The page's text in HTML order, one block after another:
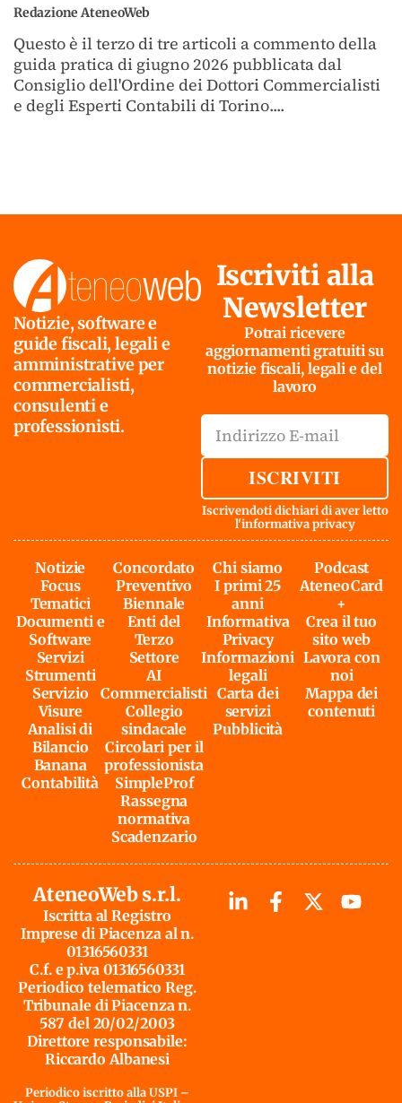
Redazione AteneoWeb
Questo è il terzo di tre articoli a commento della
guida pratica di giugno 2026 pubblicata dal
Consiglio dell'Ordine dei Dottori Commercialisti
e degli Esperti Contabili di Torino....
Notizie, software e
guide fiscali, legali e
amministrative per
commercialisti,
consulenti e
professionisti.
Iscriviti alla
Newsletter
Potrai ricevere
aggiornamenti gratuiti su
notizie fiscali, legali e del
lavoro
ISCRIVITI
Iscrivendoti dichiari di aver letto
l'informativa privacy
Notizie
Focus
Tematici
Documenti e
Software
Servizi
Strumenti
Servizio
Visure
Analisi di
Bilancio
Banana
Contabilità
Concordato
Preventivo
Biennale
Enti del
Terzo
Settore
AI
Commercialisti
Collegio
sindacale
Circolari per il
professionista
SimpleProf
Rassegna
normativa
Scadenzario
Chi siamo
I primi 25
anni
Informativa
Privacy
Informazioni
legali
Carta dei
servizi
Pubblicità
Podcast
AteneoCard
+
Crea il tuo
sito web
Lavora con
noi
Mappa dei
contenuti
AteneoWeb s.r.l.
Iscritta al Registro
Imprese di Piacenza al n.
01316560331
C.f. e p.iva 01316560331
Periodico telematico Reg.
Tribunale di Piacenza n.
587 del 20/02/2003
Direttore responsabile:
Riccardo Albanesi
Periodico iscritto alla USPI –